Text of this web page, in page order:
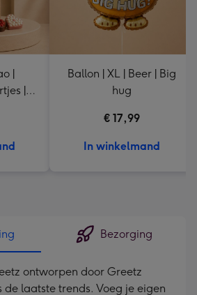
|
|
Ballon | XL | Beer | Big
hug
€ 17,99
In winkelmand
Bezorging
ontworpen door Greetz
de laatste trends. Voeg je eigen